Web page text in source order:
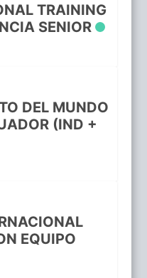
TRAINING
SENIOR
DEL MUNDO
(IND +
EQUIPO